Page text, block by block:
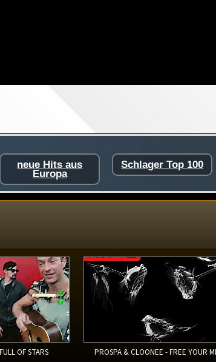
neue Hits aus
Europa
Schlager Top 100
OF STARS PROSPA & CLOONEE - FREE YOUR